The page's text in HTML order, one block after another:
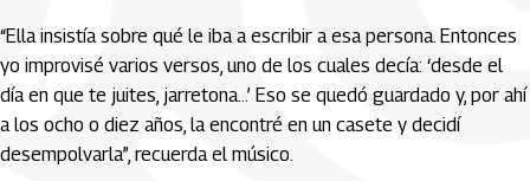
“Ella insistía sobre qué le iba a escribir a esa persona. Entonces
yo improvisé varios versos, uno de los cuales decía: ‘desde el
día en que te juites, jarretona…’ Eso se quedó guardado y, por ahí
a los ocho o diez años, la encontré en un casete y decidí
desempolvarla”, recuerda el músico.